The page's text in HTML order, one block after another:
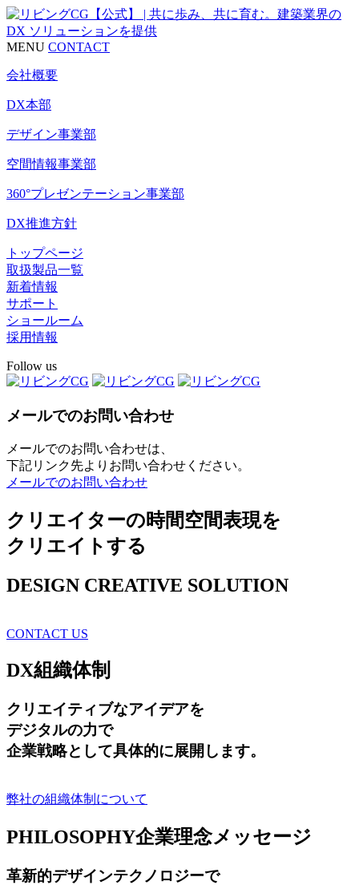
MENU CONTACT
会社概要
DX本部
デザイン事業部
空間情報事業部
360°プレゼンテーション事業部
DX推進方針
トップページ
取扱製品一覧
新着情報
サポート
ショールーム
採用情報
Follow us
メールでのお問い合わせ
メールでのお問い合わせは、
下記リンク先よりお問い合わせください。
メールでのお問い合わせ
クリエイターの時間空間表現を
クリエイトする
DESIGN CREATIVE SOLUTION
CONTACT US
DX組織体制
クリエイティブなアイデアを
デジタルの力で
企業戦略として具体的に展開します。
弊社の組織体制について
PHILOSOPHY企業理念メッセージ
革新的デザインテクノロジーで